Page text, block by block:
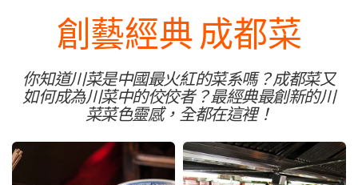
創藝經典 成都菜
你知道川菜是中國最火紅的菜系嗎？成都菜又
如何成為川菜中的佼佼者？最經典最創新的川
菜菜色靈感，全都在這裡！